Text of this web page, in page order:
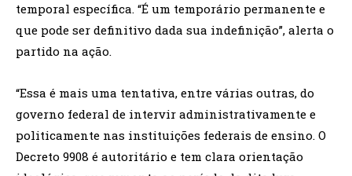
temporal específica. “É um temporário permanente e
que pode ser definitivo dada sua indefinição”, alerta o
partido na ação.
“Essa é mais uma tentativa, entre várias outras, do
governo federal de intervir administrativamente e
politicamente nas instituições federais de ensino. O
Decreto 9908 é autoritário e tem clara orientação